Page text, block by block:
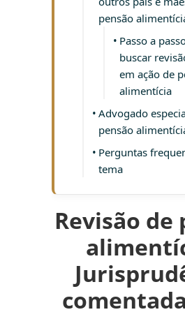
pensão
Passo a
buscar
em ação de
alimentícia
Advogado
pensão
Perguntas
tema
Revisão de